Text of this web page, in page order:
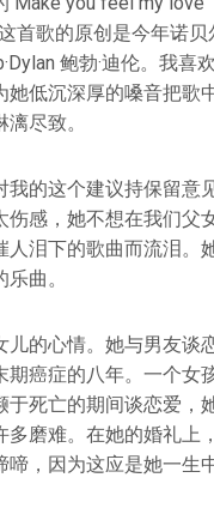
首歌的原创是今年诺贝
鲍勃·迪伦。我喜
她低沉深厚的嗓音把歌
尽致。
我的这个建议持保留意
伤感，她不想在我们父
人泪下的歌曲而流泪。
曲。
儿的心情。她与男友谈
期癌症的八年。一个女
于死亡的期间谈恋爱，
多磨难。在她的婚礼上
啼，因为这应是她一生